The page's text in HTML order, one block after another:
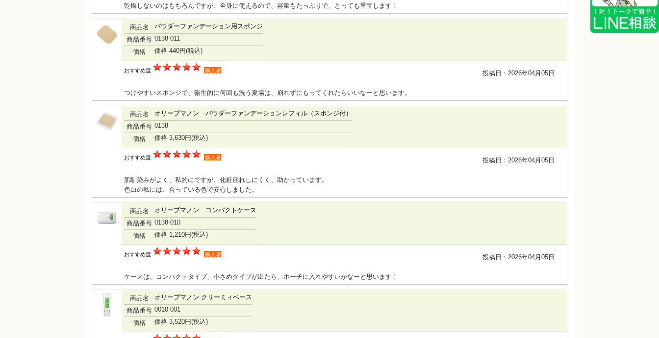
乾燥しないのはもちろんですが、全身に使えるので、容量もたっぷりで、とっても重宝します！
商品名
パウダーファンデーション用スポンジ
商品番号 0138-011
価格
価格 440円(税込)
投稿日：2026年04月05日
おすすめ度 購入者
つけやすいスポンジで、衛生的に何回も洗う夏場は、崩れずにもってくれたらいいなーと思います。
商品名
オリーブマノン パウダーファンデーションレフィル（スポンジ付）
商品番号 0138-
価格
価格 3,630円(税込)
投稿日：2026年04月05日
おすすめ度 購入者
肌馴染みがよく、私的にですが、化粧崩れしにくく、助かっています。
色白の私には、合っている色で安心しました。
商品名
オリーブマノン コンパクトケース
商品番号 0138-010
価格
価格 1,210円(税込)
投稿日：2026年04月05日
おすすめ度 購入者
ケースは、コンパクトタイプ、小さめタイプが出たら、ポーチに入れやすいかなーと思います！
商品名
オリーブマノン クリーミィベース
商品番号 0010-001
価格
価格 3,520円(税込)